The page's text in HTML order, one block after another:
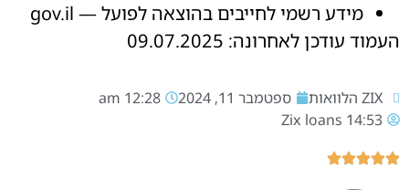
מידע רשמי לחייבים בהוצאה לפועל — gov.il
העמוד עודכן לאחרונה: 09.07.2025
ZIX הלוואות ספטמבר 11, 2024
12:28 am
14:53
Zix loans